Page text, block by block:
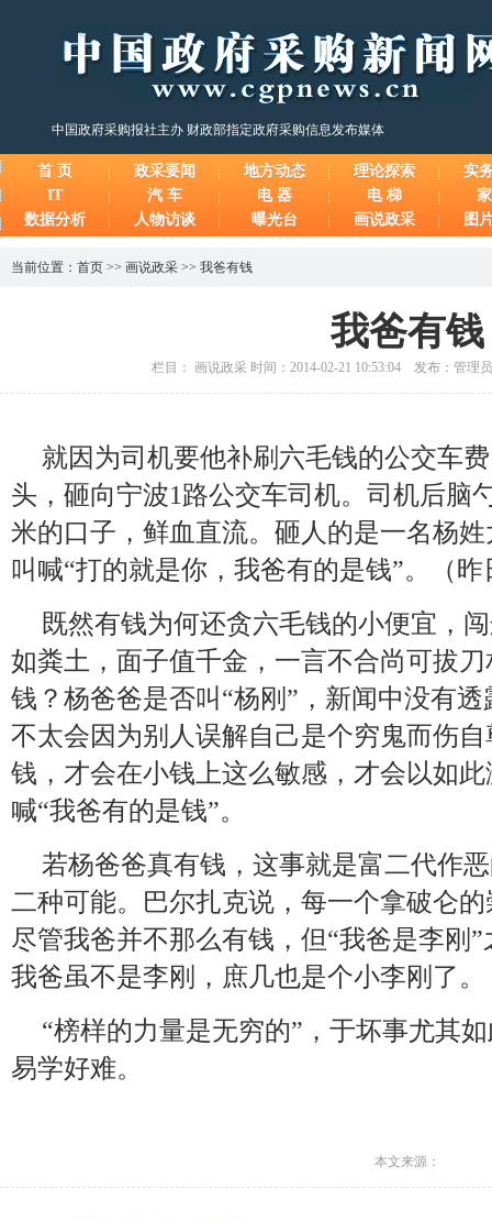
中国政府采购报社主办 财政部指定政府采购信息发布媒体
首 页 政采要闻 地方动态 理论探索
实
IT
汽 车 电 器 电 梯
数据分析
人物访谈 曝光台 画说政采 图
当前位置： 首页 >> 画说政采 >> 我爸有钱
我爸有钱
栏目： 画说政采 时间：2014-02-21 10:53:04 发布：管理
就因为司机要他补刷六毛钱的公交车
头，砸向宁波1路公交车司机。司机后脑
米的口子，鲜血直流。砸人的是一名杨
叫喊“打的就是你，我爸有的是钱”。（
既然有钱为何还贪六毛钱的小便宜，
如粪土，面子值千金，一言不合尚可拔
钱？杨爸爸是否叫“杨刚”，新闻中没有
不太会因为别人误解自己是个穷鬼而伤
钱，才会在小钱上这么敏感，才会以如
喊“我爸有的是钱”。
若杨爸爸真有钱，这事就是富二代作
二种可能。巴尔扎克说，每一个拿破仑
尽管我爸并不那么有钱，但“我爸是李刚
我爸虽不是李刚，庶几也是个小李刚了。
“榜样的力量是无穷的”，于坏事尤其
易学好难。
本文来源：